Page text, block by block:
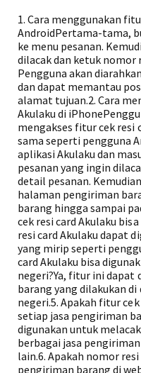
1. Cara menggunakan
AndroidPertama-tama,
ke menu pesanan.
dilacak dan ketuk nomor
Pengguna akan
dan dapat memantau
alamat tujuan.2. Cara
Akulaku di
mengakses fitur cek resi
sama seperti pengguna
aplikasi Akulaku dan
pesanan yang ingin
detail pesanan.
halaman pengiriman
barang hingga sampai
cek resi card Akulaku
resi card Akulaku dapat
yang mirip seperti
card Akulaku bisa
negeri?Ya, fitur ini
barang yang dilakukan
negeri.5. Apakah fitur
setiap jasa pengiriman
digunakan untuk
berbagai jasa
lain.6. Apakah nomor
pengiriman barang di